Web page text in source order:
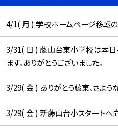
4/1( 月 ) 学校ホームページ移転
3/31( 日 ) 藤山台東小学校は本日
ます。ありがとうございました。
3/29( 金 ) ありがとう藤東、さよう
3/29( 金 ) 新藤山台小スタートへ